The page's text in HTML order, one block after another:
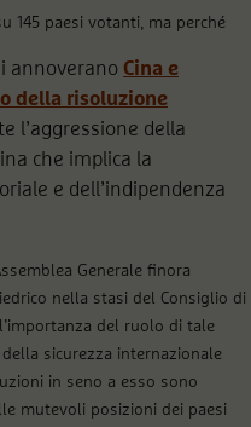
145 paesi votanti, ma perché
annoverano Cina e
della risoluzione
l’aggressione della
che implica la
e dell’indipendenza
Generale finora
nella stasi del Consiglio di
del ruolo di tale
sicurezza internazionale
in seno a esso sono
mutevoli posizioni dei paesi